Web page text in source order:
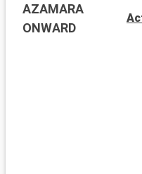
Que visiter dans les
Aux alentours de
AZAMARA
ONWARD